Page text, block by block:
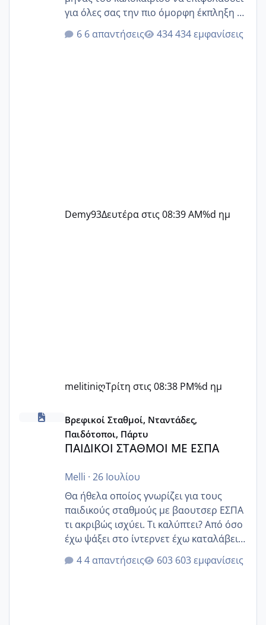
για όλες σας την πιο όμορφη έκπληξη 🧿
@Elk @Melikara86 @Παρασκευαιδου
@Zenia z @melitiniღ @Christi.D.
6 απαντήσεις 434 εμφανίσεις
Demy93Δευτέρα στις 08:39 AM%d ημ
melitiniღΤρίτη στις 08:38 PM%d ημ
ΠΑΙΔΙΚΟΙ ΣΤΑΘΜΟΙ ΜΕ ΕΣΠΑ
Βρεφικοί Σταθμοί, Νταντάδες,
Παιδότοποι, Πάρτυ
ΠΑΙΔΙΚΟΙ ΣΤΑΘΜΟΙ ΜΕ ΕΣΠΑ
Melli · 26 Ιουλίου
Θα ήθελα οποίος γνωρίζει για τους
παιδικούς σταθμούς με βαουτσερ ΕΣΠΑ
τι ακριβώς ισχύει. Τι καλύπτει? Από όσο
έχω ψάξει στο ίντερνετ έχω καταλάβει
ότι το βαουτσερ καλύπτει όλα τα
δίδακτρα και τα τροφεια του ιδιωτικού
4 απαντήσεις 603 εμφανίσεις